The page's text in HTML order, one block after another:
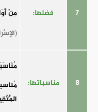
7 فضلها:
مِنْ
8 مناسباتها: